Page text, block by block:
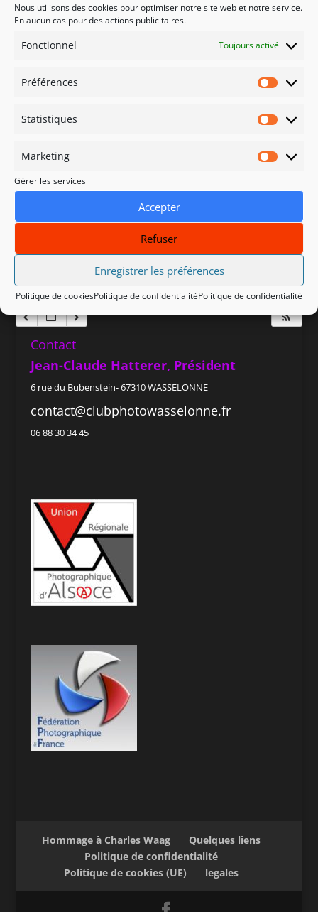
Nous utilisons des cookies pour optimiser notre site web et notre service.
En aucun cas pour des actions publicitaires.
Fonctionnel Toujours activé
Préférences
Statistiques
Marketing
Gérer les services
Accepter
Refuser
Enregistrer les préférences
Politique de cookiesPolitique de confidentialitéPolitique de confidentialité
17 h 00 min
21 h 00 min
22 h 00 min
Contact
Jean-Claude Hatterer, Président
6 rue du Bubenstein- 67310 WASSELONNE
contact@clubphotowasselonne.fr
06 88 30 34 45
Hommage à Charles Waag
Quelques liens
Politique de confidentialité
Politique de cookies (UE)
legales